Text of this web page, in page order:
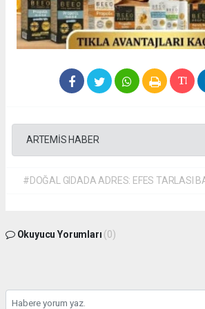
ARTEMİS HABER
#DOĞAL GIDADA ADRES: EFES TARLASI
Okuyucu Yorumları (0)